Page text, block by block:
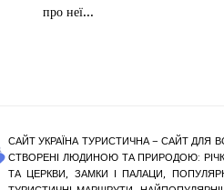
про неї...
САЙТ УКРАЇНА ТУРИСТИЧНА – САЙТ ДЛЯ
СТВОРЕНІ ЛЮДИНОЮ ТА ПРИРОДОЮ:
ТА ЦЕРКВИ, ЗАМКИ І ПАЛАЦИ,